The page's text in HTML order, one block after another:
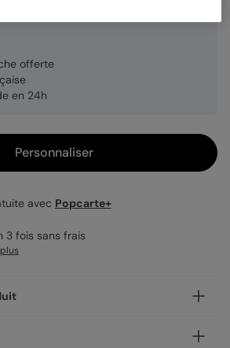
offerte
en 24h
Personnaliser
avec Popcarte+
3 fois sans frais
annonce grossesse Promotion